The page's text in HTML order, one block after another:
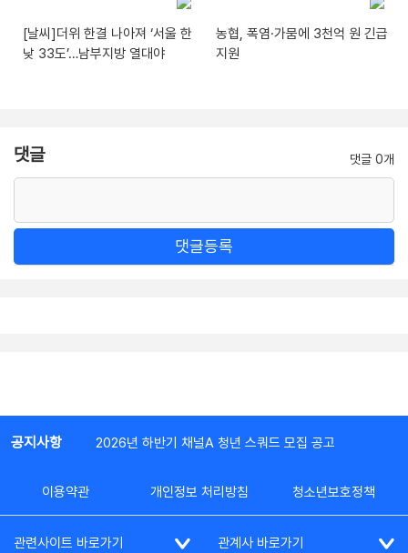
[날씨]더위 한결 나아져 ‘서울 한
낮 33도’…남부지방 열대야
농협, 폭염·가뭄에 3천억 원 긴급
지원
댓글 댓글 0개
댓글등록
공지사항 2026년 하반기 채널A 청년 스쿼드 모집 공고
이용약관 개인정보 처리방침 청소년보호정책
관련사이트 바로가기 관계사 바로가기